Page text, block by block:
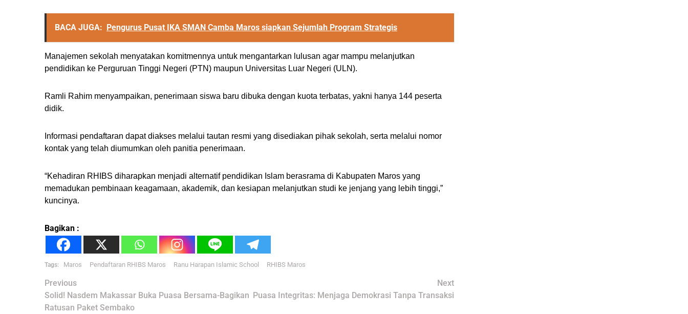
BACA JUGA: Pengurus Pusat IKA SMAN Camba Maros siapkan Sejumlah Program Strategis
Manajemen sekolah menyatakan komitmennya untuk mengantarkan lulusan agar mampu melanjutkan
pendidikan ke Perguruan Tinggi Negeri (PTN) maupun Universitas Luar Negeri (ULN).
Ramli Rahim menyampaikan, penerimaan siswa baru dibuka dengan kuota terbatas, yakni hanya 144 peserta
didik.
Informasi pendaftaran dapat diakses melalui tautan resmi yang disediakan pihak sekolah, serta melalui nomor
kontak yang telah diumumkan oleh panitia penerimaan.
“Kehadiran RHIBS diharapkan menjadi alternatif pendidikan Islam berasrama di Kabupaten Maros yang
memadukan pembinaan keagamaan, akademik, dan kesiapan melanjutkan studi ke jenjang yang lebih tinggi,”
kuncinya.
Bagikan :
Tags: Maros Pendaftaran RHIBS Maros Ranu Harapan Islamic School RHIBS Maros
Post
navigation
Previous
Solid! Nasdem Makassar Buka Puasa Bersama-Bagikan
Ratusan Paket Sembako
Next
Puasa Integritas: Menjaga Demokrasi Tanpa Transaksi